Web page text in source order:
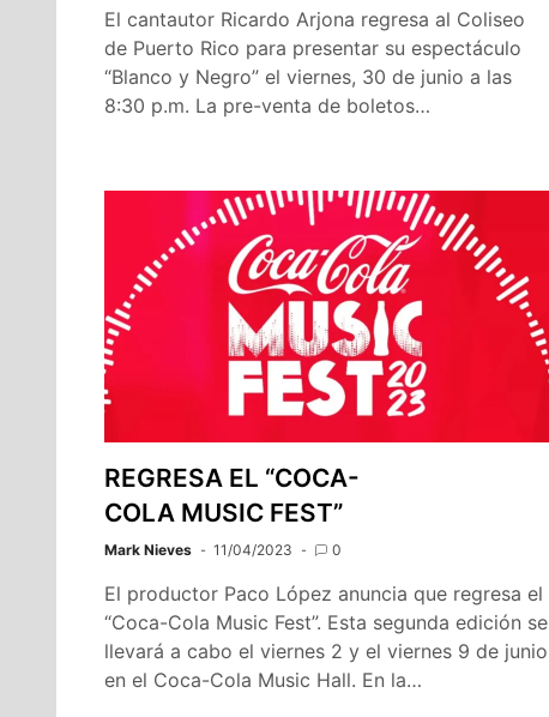
El cantautor Ricardo Arjona regresa al Coliseo
de Puerto Rico para presentar su espectáculo
“Blanco y Negro” el viernes, 30 de junio a las
8:30 p.m. La pre-venta de boletos…
REGRESA EL “COCA-
COLA MUSIC FEST”
Mark Nieves 11/04/2023 0
El productor Paco López anuncia que regresa el
“Coca-Cola Music Fest”. Esta segunda edición se
llevará a cabo el viernes 2 y el viernes 9 de junio
en el Coca-Cola Music Hall. En la…